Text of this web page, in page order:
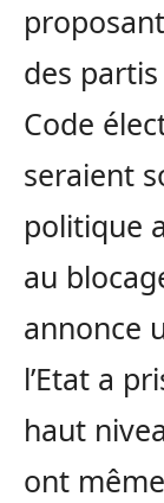
des
Code
seraient
politique
au
annonce
l’Etat a
haut
ont